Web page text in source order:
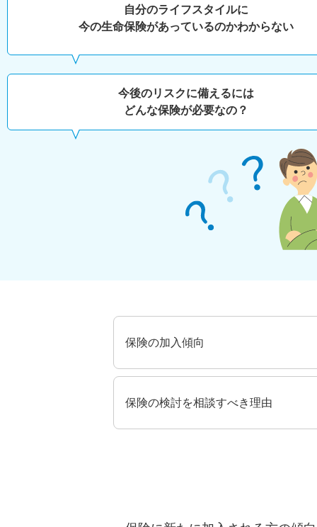
自分のライフスタイルに
今の生命保険があっているのかわからない
今後のリスクに備えるには
どんな保険が必要なの？
保険の加入傾向
保険の検討を相談すべき理由